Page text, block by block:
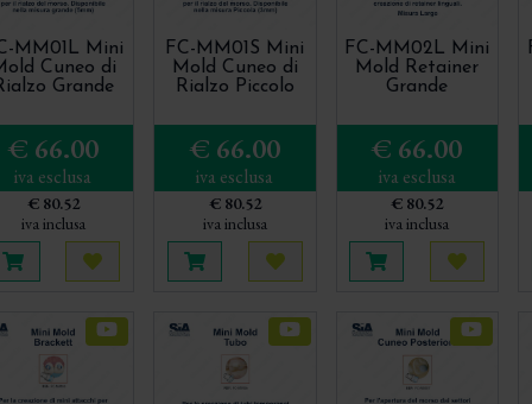
MM01L Mini
Cuneo di
Grande
€ 66.00
iva esclusa
€ 80.52
iva inclusa
Aggiungi al carrello
Acquista più tardi
FC-MM01S Mini
Mold Cuneo di
Rialzo Piccolo
€ 66.00
iva esclusa
€ 80.52
iva inclusa
Aggiungi al carrello
Acquista più tardi
FC-MM02L Mini
Mold Retainer
Grande
€ 66.00
iva esclusa
€ 80.52
iva inclusa
Aggiungi al